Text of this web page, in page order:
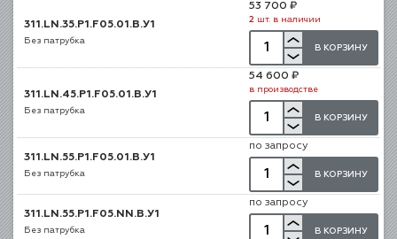
311.LN.35.P1.F05.01.В.У1
Без патрубка
53 700 ₽
2 шт. в наличии
В КОРЗИНУ
311.LN.45.P1.F05.01.В.У1
Без патрубка
54 600 ₽
в производстве
В КОРЗИНУ
311.LN.55.P1.F05.01.В.У1
Без патрубка
по запросу
В КОРЗИНУ
311.LN.55.P1.F05.NN.В.У1
Без патрубка
по запросу
В КОРЗИНУ